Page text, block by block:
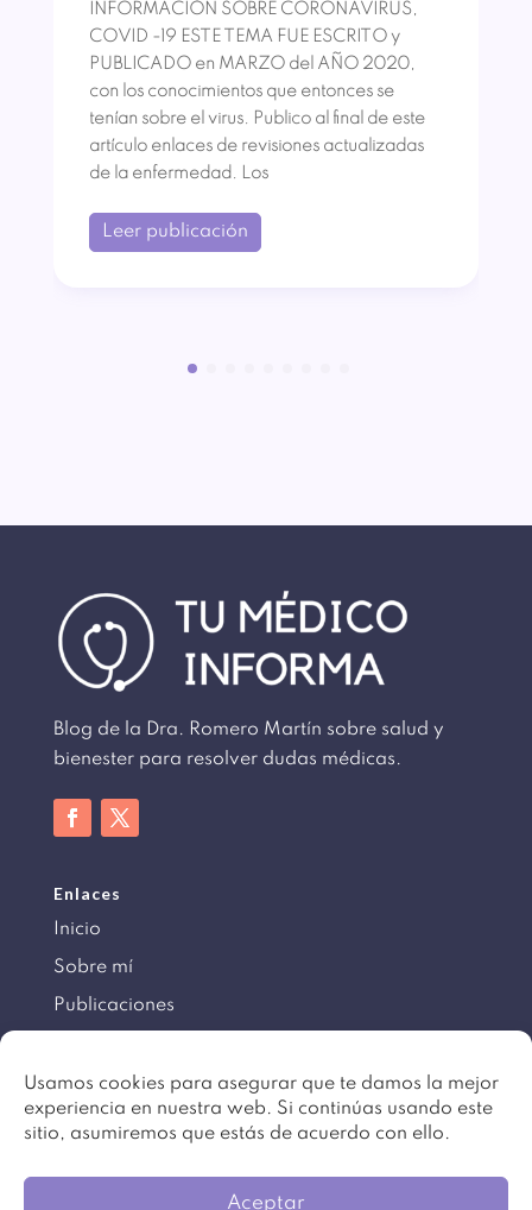
Usamos cookies para asegurar que te damos la mejor
experiencia en nuestra web. Si continúas usando este
sitio, asumiremos que estás de acuerdo con ello.
Aceptar
INFORMACIÓN SOBRE CORONAVIRUS,
COVID -19 ESTE TEMA FUE ESCRITO y
PUBLICADO en MARZO del AÑO 2020,
con los conocimientos que entonces se
tenían sobre el virus. Publico al final de este
artículo enlaces de revisiones actualizadas
de la enfermedad. Los
Leer publicación
Blog de la Dra. Romero Martín sobre salud y
bienester para resolver dudas médicas.
Enlaces
Inicio
Sobre mí
Publicaciones
Información
Aviso legal